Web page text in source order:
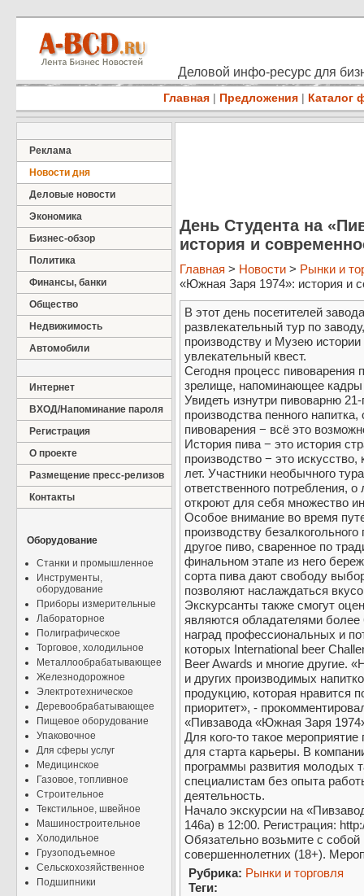
Деловой инфо-ресурс для
Главная | Предложения | Каталог
Реклама
Новости дня
Деловые новости
Экономика
Бизнес-обзор
Политика
Финансы, банки
Общество
Недвижимость
Автомобили
Интернет
ВХОД/Напоминание пароля
Регистрация
О проекте
Размещение пресс-релизов
Контакты
Оборудование
Станки и промышленное
Инструменты,
оборудование
Приборы измерительные
Лабораторное
Полиграфическое
Торговое, холодильное
Металлообрабатывающее
Железнодорожное
Электротехническое
Деревообрабатывающее
Пищевое оборудование
Упаковочное
Для сферы услуг
Медицинское
Газовое, топливное
Строительное
Текстильное, швейное
Машиностроительное
Холодильное
Грузоподъемное
Сельскохозяйственное
Подшипники
День Студента на
история и
Главная > Новости > Рынки и
«Южная Заря 1974»: история и
В этот день посетителей
развлекательный тур по
производству и Музею
увлекательный квест.
Сегодня процесс пивоварения
зрелище, напоминающее кадры
Увидеть изнутри пивоварню 21-
производства пенного
пивоварения − всё это
История пива − это история
производство − это
лет. Участники необычного
ответственного потребления,
откроют для себя множество
Особое внимание во время
производству
другое пиво, сваренное по
финальном этапе из него
сорта пива дают свободу
позволяют наслаждаться
Экскурсанты также смогут
являются обладателями
наград профессиональных и
которых International beer
Beer Awards и многие другие.
и других производимых
продукцию, которая нравится
приоритет», -
«Пивзавода «Южная Заря
Для кого-то такое
для старта карьеры. В
программы развития молодых
специалистам без опыта
деятельность.
Начало экскурсии на
146а) в 12:00. Регистрация:
Обязательно возьмите с
совершеннолетних (18+).
Рубрика: Рынки и торговля
Теги: